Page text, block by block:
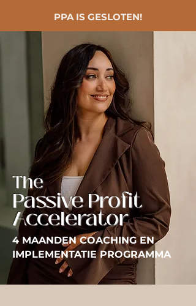
PPA IS GESLOTEN!
The
Passive Profit
Accelerator
4 MAANDEN COACHING EN
IMPLEMENTATIE PROGRAMMA